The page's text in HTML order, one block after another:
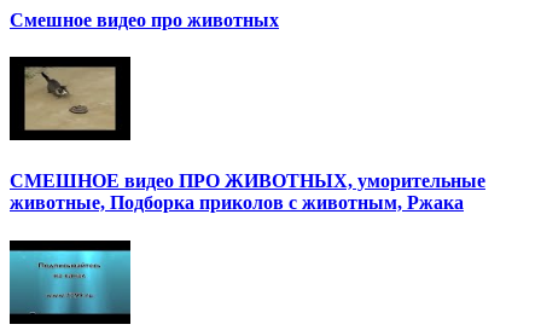
Смешное видео про животных
СМЕШНОЕ видео ПРО ЖИВОТНЫХ, уморительные
животные, Подборка приколов с животным, Ржака